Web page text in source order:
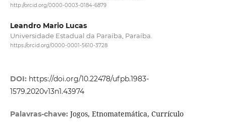
http://orcid.org/0000-0003-0184-6879
Leandro Mario Lucas
Universidade Estadual da Paraíba, Paraíba.
https://orcid.org/0000-0001-5610-3728
DOI: https://doi.org/10.22478/ufpb.1983-
1579.2020v13n1.43974
Palavras-chave: Jogos, Etnomatemática, Currículo